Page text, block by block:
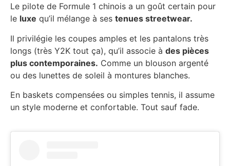
Le pilote de Formule 1 chinois a un goût certain pour
le luxe qu’il mélange à ses tenues streetwear.
Il privilégie les coupes amples et les pantalons très
longs (très Y2K tout ça), qu’il associe à des pièces
plus contemporaines. Comme un blouson argenté
ou des lunettes de soleil à montures blanches.
En baskets compensées ou simples tennis, il assume
un style moderne et confortable. Tout sauf fade.